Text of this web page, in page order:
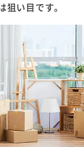
狙い目です。